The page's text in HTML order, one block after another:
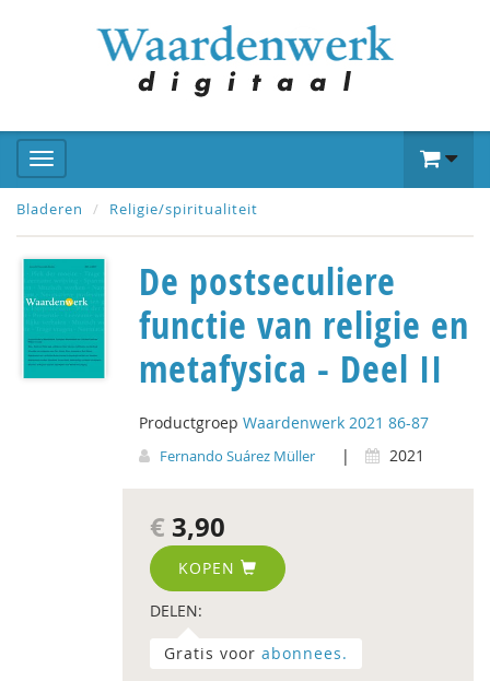
Bladeren Religie/spiritualiteit
De postseculiere
functie van religie en
metafysica - Deel II
Productgroep Waardenwerk 2021 86-87
Fernando Suárez Müller | 2021
€ 3,90
KOPEN
DELEN:
Gratis voor abonnees.